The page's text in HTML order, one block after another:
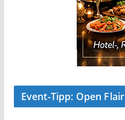
Event-Tipp: Open Flair